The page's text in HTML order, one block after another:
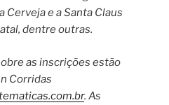
Cerveja e a Santa Claus
dentre outras.
as inscrições estão
Corridas
. As